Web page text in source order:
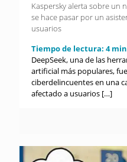
Kaspersky alerta sobre un
se hace pasar por un
usuarios
Tiempo de lectura: 4
DeepSeek, una de las
artificial más populares,
ciberdelincuentes en una
afectado a usuarios […]